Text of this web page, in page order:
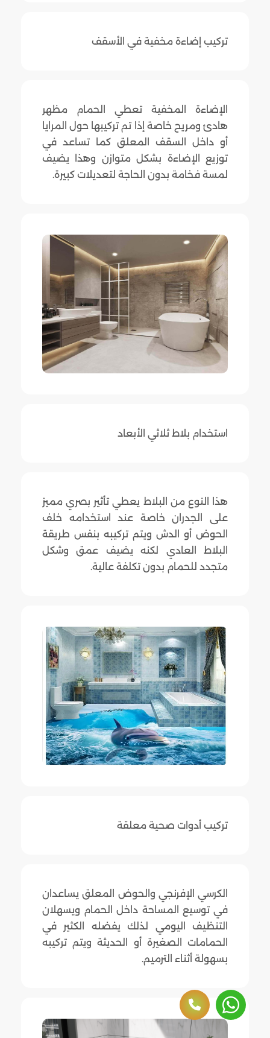
تركيب إضاءة مخفية في الأسقف
الإضاءة المخفية تعطي الحمام مظهر
هادئ ومريح خاصة إذا تم تركيبها حول المرايا
أو داخل السقف المعلق كما تساعد في
توزيع الإضاءة بشكل متوازن وهذا يضيف
لمسة فخامة بدون الحاجة لتعديلات كبيرة.
استخدام بلاط ثلاثي الأبعاد
هذا النوع من البلاط يعطي تأثير بصري مميز
على الجدران خاصة عند استخدامه خلف
الحوض أو الدش ويتم تركيبه بنفس طريقة
البلاط العادي لكنه يضيف عمق وشكل
متجدد للحمام بدون تكلفة عالية.
تركيب أدوات صحية معلقة
الكرسي الإفرنجي والحوض المعلق يساعدان
في توسيع المساحة داخل الحمام ويسهلان
التنظيف اليومي لذلك يفضله الكثير في
الحمامات الصغيرة أو الحديثة ويتم تركيبه
بسهولة أثناء الترميم.